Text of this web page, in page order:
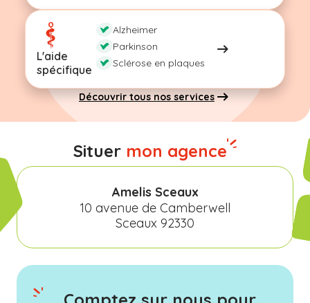
L'aide
spécifique
Alzheimer
Parkinson
Sclérose en plaques
Découvrir tous nos services
Situer mon agence
Amelis Sceaux
10 avenue de Camberwell
Sceaux 92330